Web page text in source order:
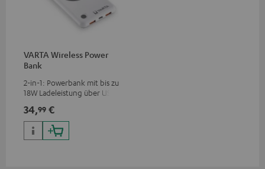
VARTA Wireless Power
Bank
2-in-1: Powerbank mit bis zu
18W Ladeleistung über USB
bis zu 10W Ladestrom
34,99 €